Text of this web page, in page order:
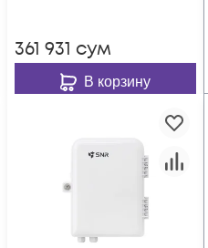
361 931 сум
В корзину